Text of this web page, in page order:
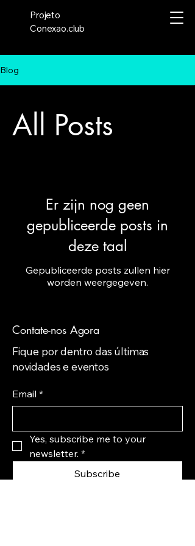
Projeto
Conexao.club
Blog
All Posts
Er zijn nog geen
gepubliceerde posts in
deze taal
Gepubliceerde posts zullen hier
worden weergegeven.
Contate-nos Agora
Fique por dentro das últimas
novidades e eventos
Email *
Yes, subscribe me to your
newsletter. *
Subscribe